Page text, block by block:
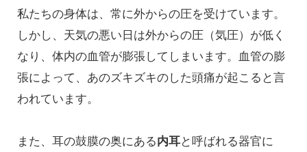
私たちの身体は、常に外からの圧を受けています。
しかし、天気の悪い日は外からの圧（気圧）が低く
なり、体内の血管が膨張してしまいます。血管の膨
張によって、あのズキズキのした頭痛が起こると言
われています。
また、耳の鼓膜の奥にある内耳と呼ばれる器官に